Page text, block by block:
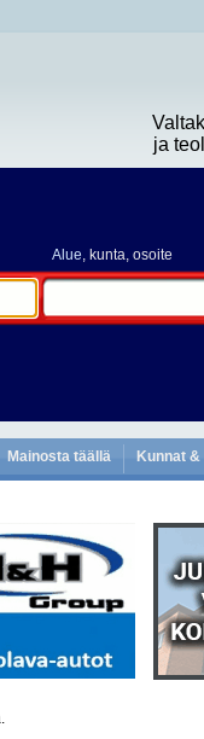
ja
Alue, kunta, osoite
Mainosta täällä Kunnat